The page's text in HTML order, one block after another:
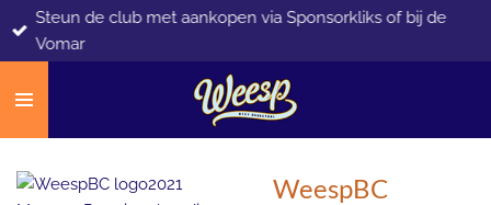
Ga
direct
de
Steun de club met aankopen via Sponsorkliks of bij de
Vomar
WeespBC